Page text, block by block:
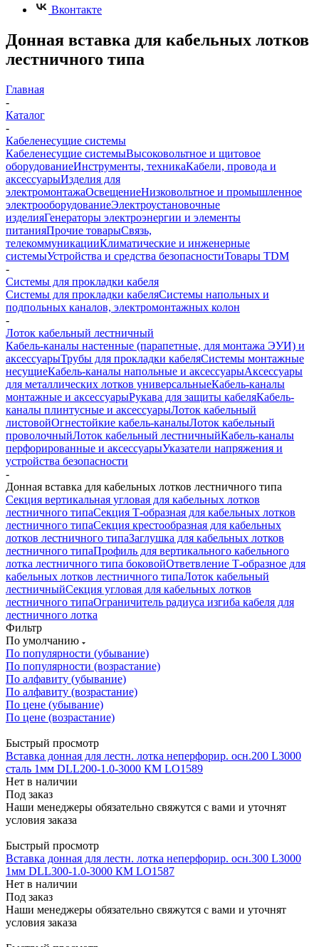
Вконтакте
Донная вставка для кабельных лотков
лестничного типа
Главная
-
Каталог
-
Кабеленесущие системы
Кабеленесущие системыВысоковольтное и щитовое
оборудованиеИнструменты, техникаКабели, провода и
аксессуарыИзделия для
электромонтажаОсвещениеНизковольтное и промышленное
электрооборудованиеЭлектроустановочные
изделияГенераторы электроэнергии и элементы
питанияПрочие товарыСвязь,
телекоммуникацииКлиматические и инженерные
системыУстройства и средства безопасностиТовары TDM
-
Системы для прокладки кабеля
Системы для прокладки кабеляСистемы напольных и
подпольных каналов, электромонтажных колон
-
Лоток кабельный лестничный
Кабель-каналы настенные (парапетные, для монтажа ЭУИ) и
аксессуарыТрубы для прокладки кабеляСистемы монтажные
несущиеКабель-каналы напольные и аксессуарыАксессуары
для металлических лотков универсальныеКабель-каналы
монтажные и аксессуарыРукава для защиты кабеляКабель-
каналы плинтусные и аксессуарыЛоток кабельный
листовойОгнестойкие кабель-каналыЛоток кабельный
проволочныйЛоток кабельный лестничныйКабель-каналы
перфорированные и аксессуарыУказатели напряжения и
устройства безопасности
-
Донная вставка для кабельных лотков лестничного типа
Секция вертикальная угловая для кабельных лотков
лестничного типаСекция Т-образная для кабельных лотков
лестничного типаСекция крестообразная для кабельных
лотков лестничного типаЗаглушка для кабельных лотков
лестничного типаПрофиль для вертикального кабельного
лотка лестничного типа боковойОтветвление Т-образное для
кабельных лотков лестничного типаЛоток кабельный
лестничныйСекция угловая для кабельных лотков
лестничного типаОграничитель радиуса изгиба кабеля для
лестничного лотка
Фильтр
По умолчанию
По популярности (убывание)
По популярности (возрастание)
По алфавиту (убывание)
По алфавиту (возрастание)
По цене (убывание)
По цене (возрастание)
Быстрый просмотр
Вставка донная для лестн. лотка неперфорир. осн.200 L3000
сталь 1мм DLL200-1.0-3000 КМ LO1589
Нет в наличии
Под заказ
Наши менеджеры обязательно свяжутся с вами и уточнят
условия заказа
Быстрый просмотр
Вставка донная для лестн. лотка неперфорир. осн.300 L3000
1мм DLL300-1.0-3000 КМ LO1587
Нет в наличии
Под заказ
Наши менеджеры обязательно свяжутся с вами и уточнят
условия заказа